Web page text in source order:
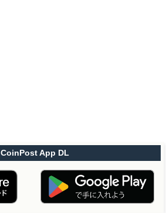
CoinPost App DL